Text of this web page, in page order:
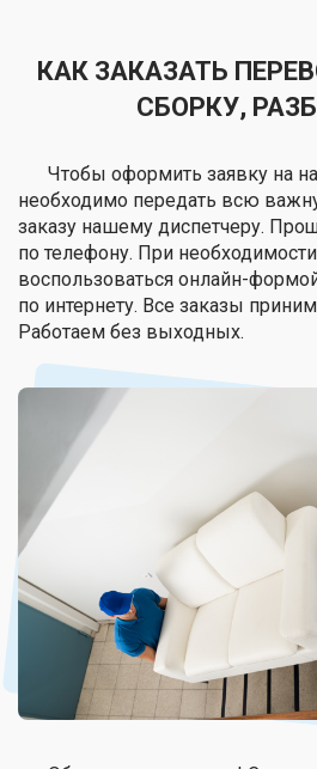
КАК ЗАКАЗАТЬ
СБОРКУ,
Чтобы оформить заявку на
необходимо передать всю
заказу нашему диспетчеру.
по телефону. При
воспользоваться онлайн-
по интернету. Все заказы
Работаем без выходных.